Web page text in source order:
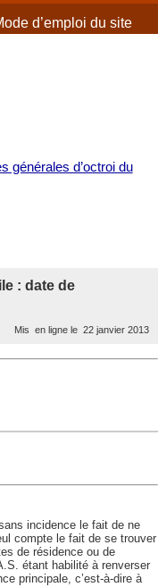
d’emploi du site
générales d’octroi du
: date de
Mis en ligne le 22 janvier 2013
incidence le fait de ne
compte le fait de se trouver
de résidence ou de
étant habilité à renverser
principale, c’est-à-dire à